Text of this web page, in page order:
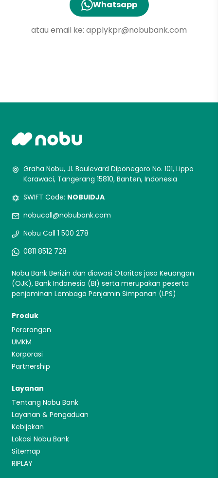
Whatsapp
atau email ke: applykpr@nobubank.com
Graha Nobu, Jl. Boulevard Diponegoro No. 101, Lippo
Karawaci, Tangerang 15810, Banten, Indonesia
SWIFT Code: NOBUIDJA
nobucall@nobubank.com
Nobu Call 1 500 278
0811 8512 728
Nobu Bank Berizin dan diawasi Otoritas jasa Keuangan
(OJK), Bank Indonesia (BI) serta merupakan peserta
penjaminan Lembaga Penjamin Simpanan (LPS)
Produk
Perorangan
UMKM
Korporasi
Partnership
Layanan
Tentang Nobu Bank
Layanan & Pengaduan
Kebijakan
Lokasi Nobu Bank
Sitemap
RIPLAY